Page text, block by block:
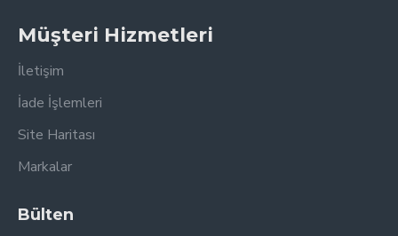
Müşteri Hizmetleri
İletişim
İade İşlemleri
Site Haritası
Markalar
Bülten